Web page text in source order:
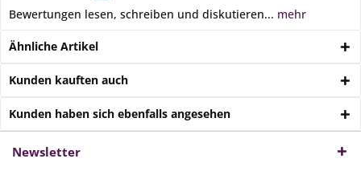
Bewertungen lesen, schreiben und diskutieren... mehr
Ähnliche Artikel
Kunden kauften auch
Kunden haben sich ebenfalls angesehen
Newsletter